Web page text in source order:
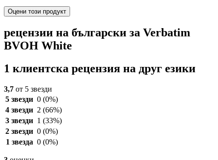
Оцени този продукт
рецензии на български за Verbatim
BVOH White
1 клиентска рецензия на друг езики
3,7 от 5 звезди
5 звезди 0 (0%)
4 звезди 2 (66%)
3 звезди 1 (33%)
2 звезди 0 (0%)
1 звезда 0 (0%)